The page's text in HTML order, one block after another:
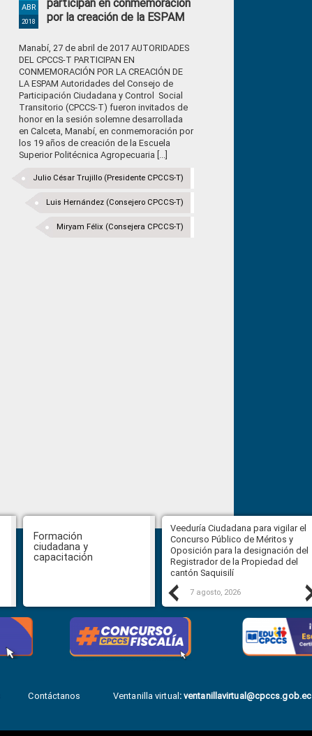
participan en conmemoración
por la creación de la ESPAM
ABR
2018
Manabí, 27 de abril de 2017 AUTORIDADES
DEL CPCCS-T PARTICIPAN EN
CONMEMORACIÓN POR LA CREACIÓN DE
LA ESPAM Autoridades del Consejo de
Participación Ciudadana y Control Social
Transitorio (CPCCS-T) fueron invitados de
honor en la sesión solemne desarrollada
en Calceta, Manabí, en conmemoración por
los 19 años de creación de la Escuela
Superior Politécnica Agropecuaria [...]
Julio César Trujillo (Presidente CPCCS-T)
Luis Hernández (Consejero CPCCS-T)
Miryam Félix (Consejera CPCCS-T)
Formación
ciudadana y
capacitación
Previous
CPCCS aprueba convocatoria a
Veeduría para designación de la
autoridad de la SOT
Veeduría Ciudadana para vigilar el
Concurso Público de Méritos y
Oposición para la designación del
Registrador de la Propiedad del
cantón Saquisilí
7 agosto, 2026
Contáctanos Ventanilla virtual:ventanillavirtual@cpccs.gob.ec